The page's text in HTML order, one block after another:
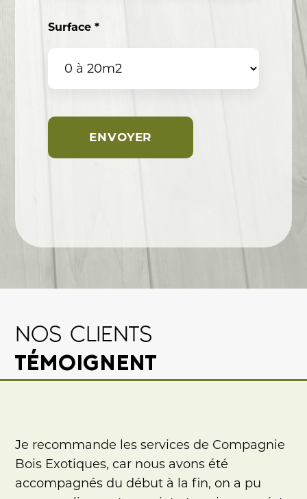
Surface *
ENVOYER
NOS CLIENTS
TÉMOIGNENT
Je recommande les services de Compagnie
Bois Exotiques, car nous avons été
accompagnés du début à la fin, on a pu